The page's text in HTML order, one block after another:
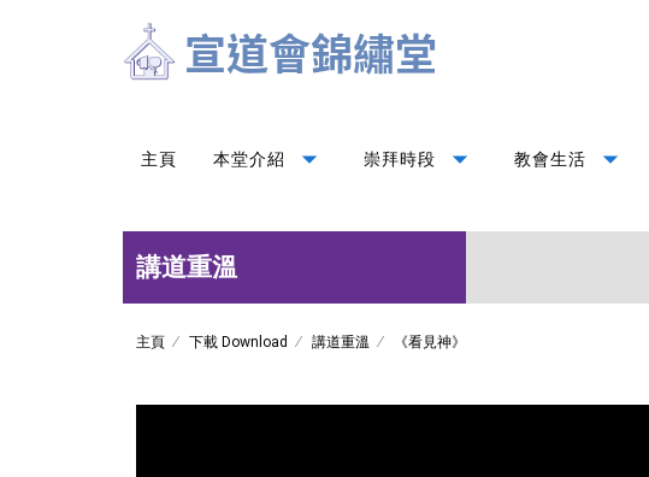
主頁 本堂介紹 arrow_drop_down 崇拜時段 arrow_drop_down 教會生活 arrow_drop_down
講道重溫
主頁 下載 Download 講道重溫 《看見神》